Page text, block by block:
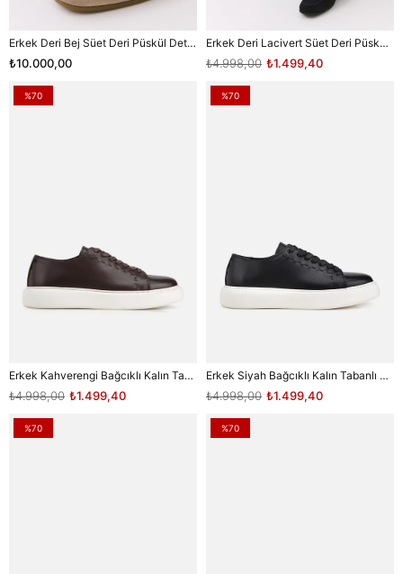
Erkek Deri Bej Süet Deri Püskül Detaylı Klasik Loafer
₺10.000,00
Erkek Deri Lacivert Süet Deri Püskül Detaylı Klasik Loafer
₺1.499,40
₺4.998,00
Erkek Kahverengi Bağcıklı Kalın Tabanlı Günlük Sneaker
₺1.499,40
₺4.998,00
%70
Erkek Siyah Bağcıklı Kalın Tabanlı Günlük Sneaker
₺1.499,40
₺4.998,00
%70
%70 %70